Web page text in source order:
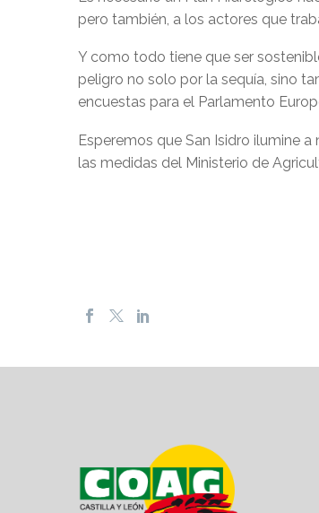
pero también, a los actores que
Y como todo tiene que ser
peligro no solo por la sequía, sino
encuestas para el Parlamento
Esperemos que San Isidro ilumine
las medidas del Ministerio de